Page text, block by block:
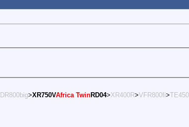
DR800big>XR750VAfrica TwinRD04>XR400R>VFR800fi>